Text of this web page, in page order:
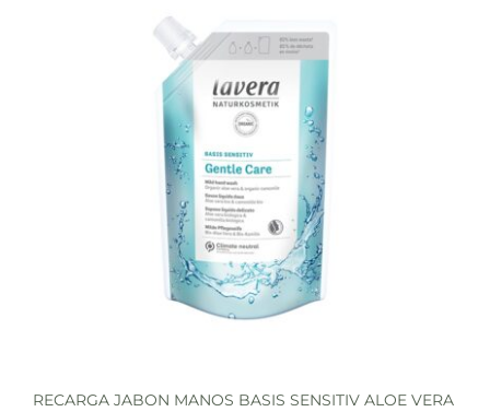
RECARGA JABON MANOS BASIS SENSITIV ALOE VERA